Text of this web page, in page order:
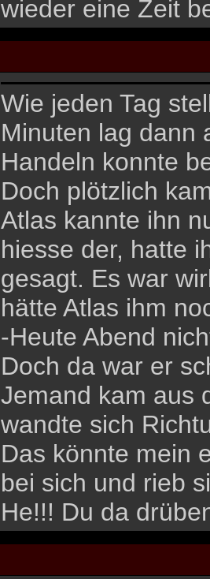
wieder eine Zeit
Wie jeden Tag
Minuten lag dann
Handeln konnte
Doch plötzlich
Atlas kannte ihn
hiesse der, hatte
gesagt. Es war
hätte Atlas ihm
-Heute Abend
Doch da war er
Jemand kam aus
wandte sich
Das könnte mein
bei sich und rieb
He!!! Du da